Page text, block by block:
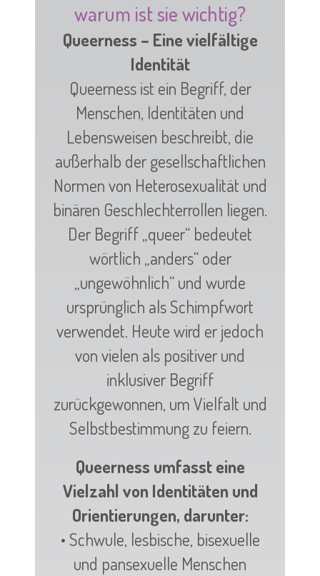
warum ist sie wichtig?
Queerness – Eine vielfältige
Identität
Queerness ist ein Begriff, der
Menschen, Identitäten und
Lebensweisen beschreibt, die
außerhalb der gesellschaftlichen
Normen von Heterosexualität und
binären Geschlechterrollen liegen.
Der Begriff „queer“ bedeutet
wörtlich „anders“ oder
„ungewöhnlich“ und wurde
ursprünglich als Schimpfwort
verwendet. Heute wird er jedoch
von vielen als positiver und
inklusiver Begriff
zurückgewonnen, um Vielfalt und
Selbstbestimmung zu feiern.
Queerness umfasst eine
Vielzahl von Identitäten und
Orientierungen, darunter:
• Schwule, lesbische, bisexuelle
und pansexuelle Menschen